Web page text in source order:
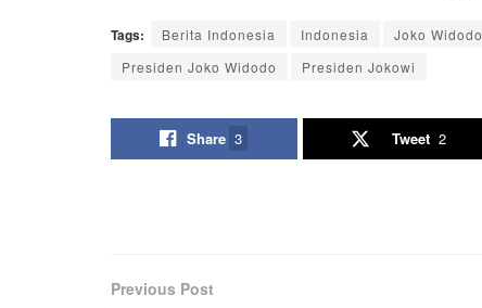
Tags: Berita Indonesia Indonesia Joko Widodo
Presiden Joko Widodo
Presiden Jokowi
Share 3 Tweet 2
Previous Post